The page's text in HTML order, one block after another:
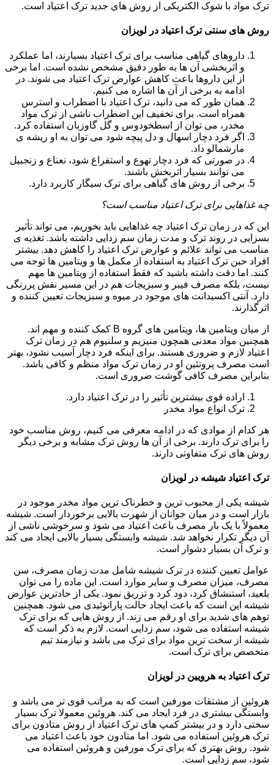
ترک مواد با شوک الکتریکی از روش های جدید ترک اعتیاد است.
روش های سنتی ترک اعتیاد در لویزان
داروهای گیاهی مناسب برای ترک اعتیاد بسیارند، اما عملکرد
و اثربخشی آن ها به طور دقیق مشخص نشده است. اما برخی
از این داروها باعث کاهش عوارض ترک اعتیاد می شوند. در
ادامه به برخی از آن ها اشاره می کنیم.
همان طور که می دانید، ترک اعتیاد با اضطراب و استرس
همراه است. برای تخفیف این اضطراب ناشی از ترک مواد
مخدر، می توان از اسطخودوس و گل گاوزبان استفاده کرد.
اگر فرد دچار اسهال و دل پیچه شود می توان به او ریشه ی
مارشمالو داد.
در صورتی که فرد دچار تهوع و استفراغ شود، نعناع و زنجبیل
می توانند بسیار اثربخش باشند.
برخی از روش های گیاهی برای ترک سیگار کاربرد دارد.
چه غذاهایی برای ترک اعتیاد مناسب است؟
این که در زمان ترک اعتیاد چه غذاهایی باید بخوریم، می تواند تأثیر
بسزایی در روند ترک و مدت زمان سم زدایی داشته باشد. تغذیه ی
مناسب می تواند علائم و عوارض ترک اعتیاد را کاهش دهد. بیشتر
افراد حین ترک اعتیاد به استفاده از مکمل ها و ویتامین ها توجه می
کنند. اما دقت داشته باشید که فقط استفاده از ویتامین ها مهم
نیست، بلکه مصرف فیبر و سبزیجات هم در این مسیر نقش پررنگی
دارد. آنتی اکسیدانت های موجود در میوه و سبزیجات تعیین کننده و
اثرگذارند.
از میان ویتامین ها، ویتامین های گروه B کمک کننده و مهم اند.
همچنین مواد معدنی همچون منیزیم و سلنیوم هم در زمان ترک
اعتیاد لازم و ضروری هستند. برای اینکه فرد دچار آسیب نشود، بهتر
است مصرف پروتئین او در زمان ترک مواد منظم و کافی باشد.
بنابراین مصرف کافی گوشت ضروری است.
اراده قوی بیشترین تأثیر را در ترک اعتیاد دارد.
ترک انواع مواد مخدر
هر کدام از موادی که در ادامه معرفی می کنیم، روش مناسب خود
را برای ترک دارند. برخی از آن ها روش ترک مشابه و برخی دیگر
روش های ترک متفاوتی دارند.
ترک اعتیاد شیشه در لویزان
شیشه یکی از محبوب ترین و خطرناک ترین مواد مخدر موجود در
بازار است و در میان جوانان از شهرت بالایی برخوردار است. شیشه
معمولاً با یک بار مصرف باعث اعتیاد می شود و سرخوشی ناشی از
آن دیگر تکرار نخواهد شد. شیشه وابستگی بسیار بالایی ایجاد می کند
و ترک آن بسیار دشوار است.
عوامل تعیین کننده در ترک شیشه شامل مدت زمان مصرف، سن
مصرف، میزان مصرف و سایر موارد است. این ماده را می توان
بلعید، استنشاق کرد، دود کرد و تزریق نمود. یکی از حادترین عوارض
شیشه این است که باعث ایجاد حالت پارانوئیدی می شود. همچنین
توهم های شدید برای او رقم می زند. از روش هایی که برای ترک
شیشه استفاده می شود، سم زدایی است. لازم به ذکر است که
شیشه از سخت ترین مواد برای ترک می باشد و نیازمند تیم
متخصص برای ترک است.
ترک اعتیاد به هرویین در لویزان
هروئین از مشتقات مورفین است که به مراتب قوی تر می باشد و
وابستگی بیشتری در فرد ایجاد می کند. هروئین معمولا ترک بسیار
سختی دارد و در بیشتر کمپ های ترک اعتیاد از روش متادون برای
ترک هروئین استفاده می شود. اما متادون خود باعث اعتیاد می
شود. روش بهتری که برای ترک مورفین و هروئین استفاده می
شود، سم زدایی است.